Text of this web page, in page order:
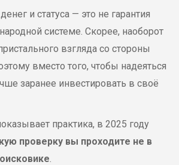
и статуса — это не гарантия
системе. Скорее, наоборот
взгляда со стороны
вместо того, чтобы надеяться
заранее инвестировать в своё
практика, в 2025 году
проверку вы проходите не в
.